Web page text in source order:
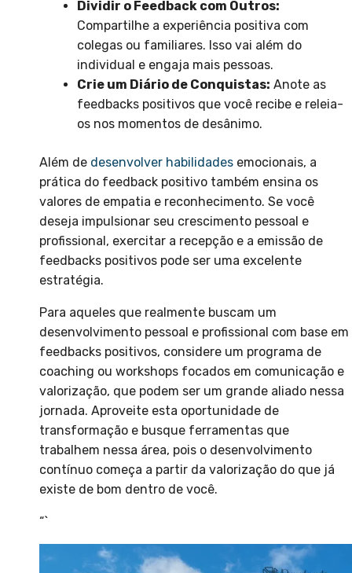
Dividir o Feedback com Outros:
Compartilhe a experiência positiva com
colegas ou familiares. Isso vai além do
individual e engaja mais pessoas.
Crie um Diário de Conquistas: Anote as
feedbacks positivos que você recibe e releia-
os nos momentos de desânimo.
Além de desenvolver habilidades emocionais, a
prática do feedback positivo também ensina os
valores de empatia e reconhecimento. Se você
deseja impulsionar seu crescimento pessoal e
profissional, exercitar a recepção e a emissão de
feedbacks positivos pode ser uma excelente
estratégia.
Para aqueles que realmente buscam um
desenvolvimento pessoal e profissional com base em
feedbacks positivos, considere um programa de
coaching ou workshops focados em comunicação e
valorização, que podem ser um grande aliado nessa
jornada. Aproveite esta oportunidade de
transformação e busque ferramentas que
trabalhem nessa área, pois o desenvolvimento
contínuo começa a partir da valorização do que já
existe de bom dentro de você.
“`